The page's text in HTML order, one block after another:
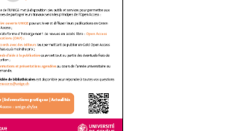
: premiers pas (et plus)
via Zoom
your academic visibility with ORCID
Zoom
l'Open Access avant de soumettre son article,